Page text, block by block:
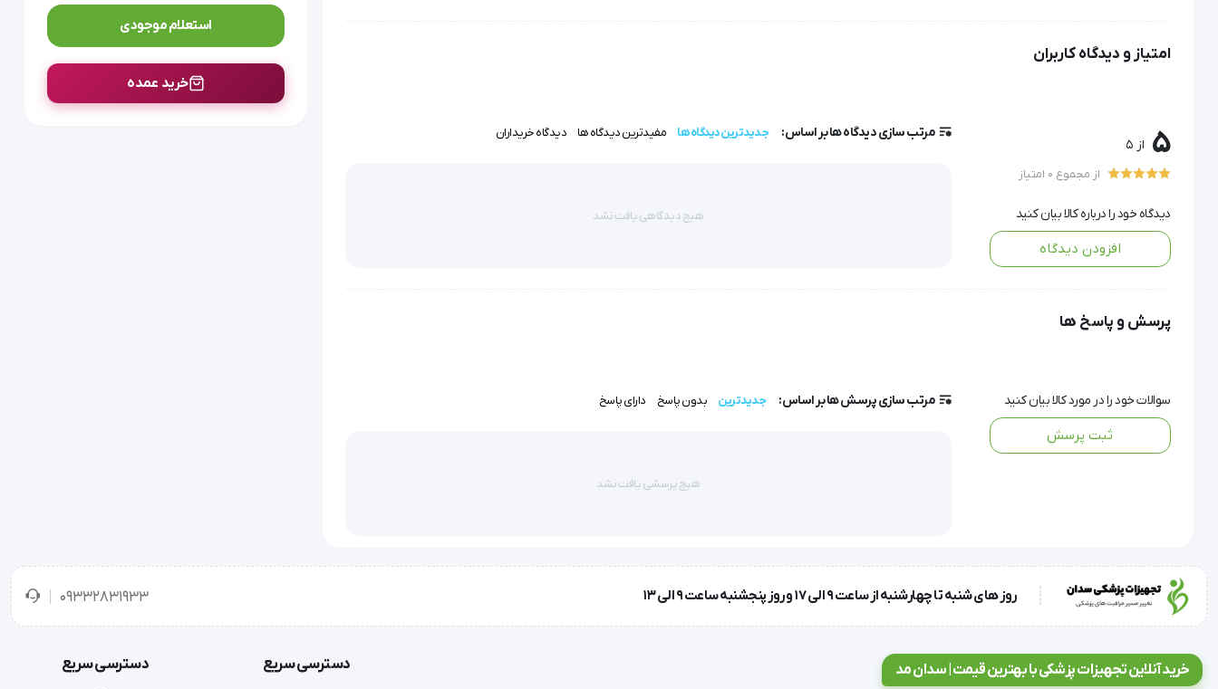
استفاده از ژل پانسمان Hyper آسان می باشد
امتیاز و دیدگاه کاربران
5 از 5
از مجموع 0 امتیاز
دیدگاه خود را درباره کالا بیان کنید
افزودن دیدگاه
مرتب سازی دیدگاه ها بر اساس: جدیدترین دیدگاه ها مفیدترین دیدگاه ها دیدگاه خریداران
هیچ دیدگاهی یافت نشد
پرسش و پاسخ ها
سوالات خود را در مورد کالا بیان کنید
ثبت پرسش
مرتب سازی پرسش ها بر اساس: جدیدترین بدون پاسخ دارای پاسخ
هیچ پرسشی یافت نشد
استعلام موجودی
خرید عمده
روز های شنبه تا چهارشنبه از ساعت 9 الی 17 و روز پنجشنبه ساعت 9 الی 13 09332831933
خرید آنلاین تجهیزات پزشکی با بهترین قیمت | سدان مد دسترسی سریع دسترسی سریع